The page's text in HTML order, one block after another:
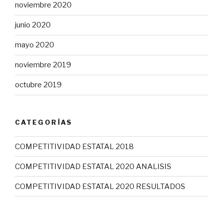
noviembre 2020
junio 2020
mayo 2020
noviembre 2019
octubre 2019
CATEGORÍAS
COMPETITIVIDAD ESTATAL 2018
COMPETITIVIDAD ESTATAL 2020 ANALISIS
COMPETITIVIDAD ESTATAL 2020 RESULTADOS